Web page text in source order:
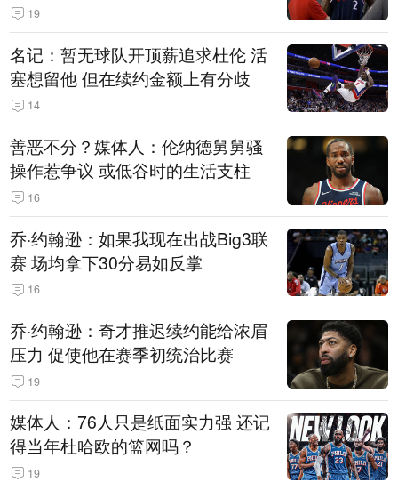
19
名记：暂无球队开顶薪追求杜伦 活
塞想留他 但在续约金额上有分歧
14
善恶不分？媒体人：伦纳德舅舅骚
操作惹争议 或低谷时的生活支柱
16
乔·约翰逊：如果我现在出战Big3联
赛 场均拿下30分易如反掌
16
乔·约翰逊：奇才推迟续约能给浓眉
压力 促使他在赛季初统治比赛
19
媒体人：76人只是纸面实力强 还记
得当年杜哈欧的篮网吗？
19